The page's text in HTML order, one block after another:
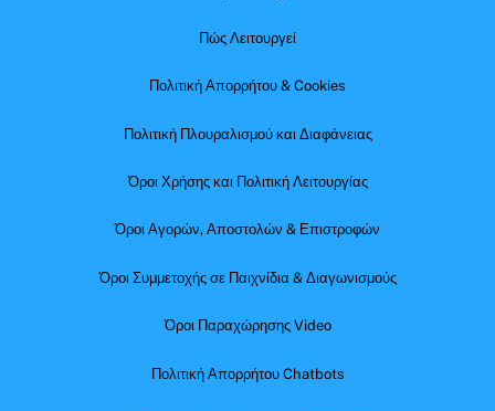
Πώς Λειτουργεί
Πολιτική Απορρήτου & Cookies
Πολιτική Πλουραλισμού και Διαφάνειας
Όροι Χρήσης και Πολιτική Λειτουργίας
Όροι Αγορών, Αποστολών & Επιστροφών
Όροι Συμμετοχής σε Παιχνίδια & Διαγωνισμούς
Όροι Παραχώρησης Video
Πολιτική Απορρήτου Chatbots